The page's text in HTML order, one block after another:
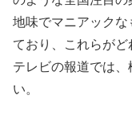
地味でマニアック
ており、これらが
テレビの報道では
い。